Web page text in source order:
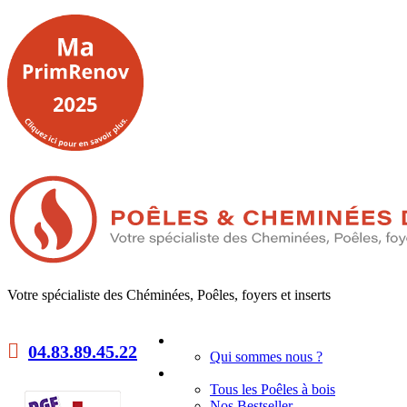
Votre spécialiste des Chéminées, Poêles, foyers et inserts
04.83.89.45.22 Qui sommes nous ?
Tous les Poêles à bois